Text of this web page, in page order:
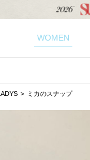
WOMEN
ミカのスナップ